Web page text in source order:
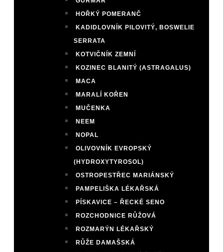
HOŘKÝ POMERANČ
KADIDLOVNÍK PILOVITÝ, BOSWELIE
SERRATA
KOTVIČNÍK ZEMNÍ
KOZINEC BLANITÝ (ASTRAGALUS)
MACA
MARALÍ KOŘEN
MUČENKA
NEEM
NOPAL
OLIVOVNÍK EVROPSKÝ
(HYDROXYTYROSOL)
OSTROPESTŘEC MARIÁNSKÝ
PAMPELIŠKA LÉKAŘSKÁ
PÍSKAVICE – ŘECKÉ SENO
ROZCHODNICE RŮŽOVÁ
ROZMARÝN LÉKAŘSKÝ
RŮŽE DAMAŠSKÁ